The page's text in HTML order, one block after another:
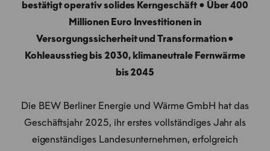
bestätigt operativ solides Kerngeschäft ● Über 400
Millionen Euro Investitionen in
Versorgungssicherheit und Transformation ●
Kohleausstieg bis 2030, klimaneutrale Fernwärme
bis 2045
Die BEW Berliner Energie und Wärme GmbH hat das
Geschäftsjahr 2025, ihr erstes vollständiges Jahr als
eigenständiges Landesunternehmen, erfolgreich